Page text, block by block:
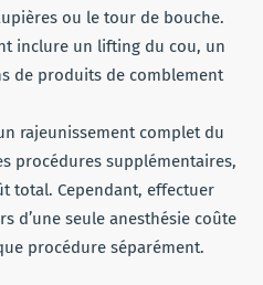
ou le tour de bouche.
inclure un lifting du cou, un
de produits de comblement
rajeunissement complet du
procédures supplémentaires,
total. Cependant, effectuer
d’une seule anesthésie coûte
procédure séparément.